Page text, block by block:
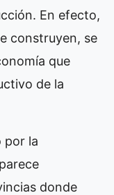
En efecto,
construyen, se
que
de la
por la
donde